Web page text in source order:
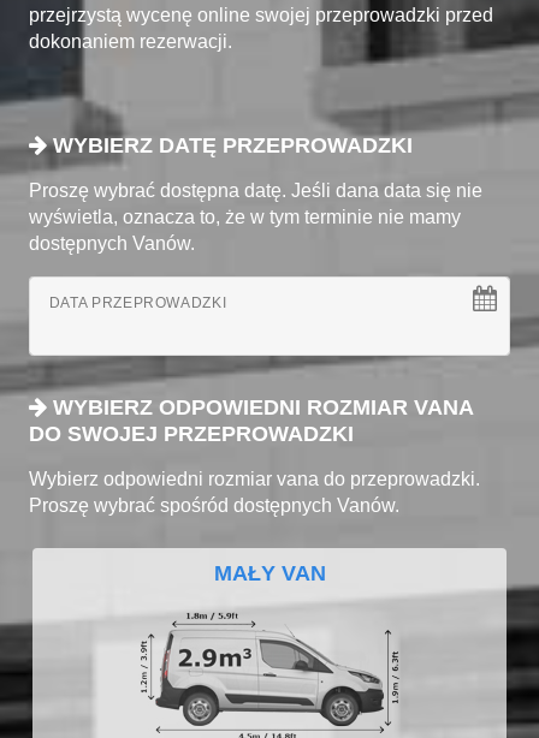
przejrzystą wycenę online swojej przeprowadzki przed
dokonaniem rezerwacji.
WYBIERZ DATĘ PRZEPROWADZKI
Proszę wybrać dostępna datę. Jeśli dana data się nie
wyświetla, oznacza to, że w tym terminie nie mamy
dostępnych Vanów.
DATA PRZEPROWADZKI
WYBIERZ ODPOWIEDNI ROZMIAR VANA
DO SWOJEJ PRZEPROWADZKI
Wybierz odpowiedni rozmiar vana do przeprowadzki.
Proszę wybrać spośród dostępnych Vanów.
MAŁY VAN